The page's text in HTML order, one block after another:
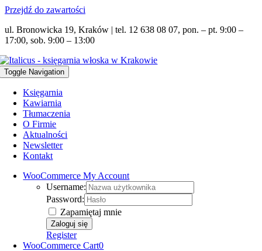
Przejdź do zawartości
ul. Bronowicka 19, Kraków | tel. 12 638 08 07, pon. – pt. 9:00 –
17:00, sob. 9:00 – 13:00
Toggle Navigation
Księgarnia
Kawiarnia
Tłumaczenia
O Firmie
Aktualności
Newsletter
Kontakt
WooCommerce My Account
Username:
Password:
Zapamiętaj mnie
Register
WooCommerce Cart0